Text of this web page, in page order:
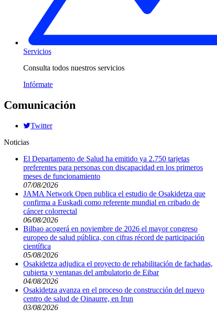
Servicios
Consulta todos nuestros servicios
Infórmate
Comunicación
Twitter
Noticias
El Departamento de Salud ha emitido ya 2.750 tarjetas
preferentes para personas con discapacidad en los primeros
meses de funcionamiento
07/08/2026
JAMA Network Open publica el estudio de Osakidetza que
confirma a Euskadi como referente mundial en cribado de
cáncer colorrectal
06/08/2026
Bilbao acogerá en noviembre de 2026 el mayor congreso
europeo de salud pública, con cifras récord de participación
científica
05/08/2026
Osakidetza adjudica el proyecto de rehabilitación de fachadas,
cubierta y ventanas del ambulatorio de Eibar
04/08/2026
Osakidetza avanza en el proceso de construcción del nuevo
centro de salud de Oinaurre, en Irun
03/08/2026